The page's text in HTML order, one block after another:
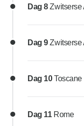
Dag 8Zwitserse
Dag 9Zwitserse
Dag 10Toscane
Dag 11 Rome